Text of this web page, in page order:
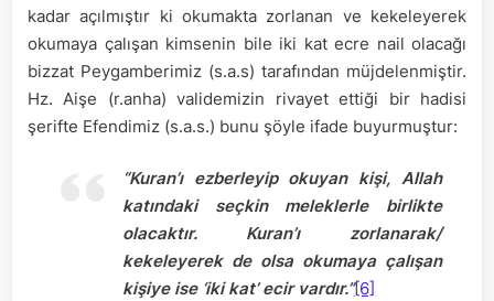
kadar açılmıştır ki okumakta zorlanan ve kekeleyerek
okumaya çalışan kimsenin bile iki kat ecre nail olacağı
bizzat Peygamberimiz (s.a.s) tarafından müjdelenmiştir.
Hz. Aişe (r.anha) validemizin rivayet ettiği bir hadisi
şerifte Efendimiz (s.a.s.) bunu şöyle ifade buyurmuştur:
“Kuran’ı ezberleyip okuyan kişi, Allah
katındaki seçkin meleklerle birlikte
olacaktır. Kuran’ı zorlanarak/
kekeleyerek de olsa okumaya çalışan
kişiye ise ‘iki kat’ ecir vardır.”[6]